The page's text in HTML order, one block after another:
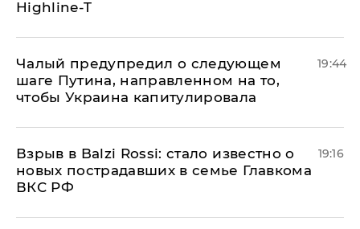
Highline-T
Чалый предупредил о следующем
шаге Путина, направленном на то,
чтобы Украина капитулировала
19:44
Взрыв в Balzi Rossi: стало известно о
новых пострадавших в семье Главкома
ВКС РФ
19:16